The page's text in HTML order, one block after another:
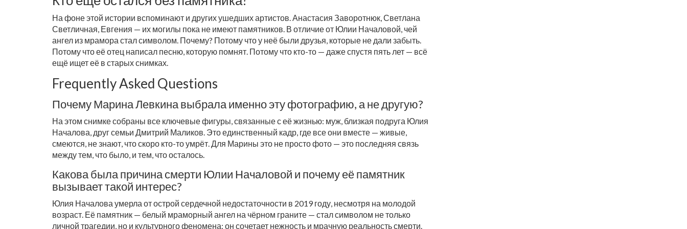
На фоне этой истории вспоминают и других ушедших артистов. Анастасия Заворотнюк, Светлана
Светличная, Евгения — их могилы пока не имеют памятников. В отличие от Юлии Началовой, чей
ангел из мрамора стал символом. Почему? Потому что у неё были друзья, которые не дали забыть.
Потому что её отец написал песню, которую помнят. Потому что кто-то — даже спустя пять лет — всё
ещё ищет её в старых снимках.
Frequently Asked Questions
Почему Марина Левкина выбрала именно эту фотографию, а не другую?
На этом снимке собраны все ключевые фигуры, связанные с её жизнью: муж, близкая подруга Юлия
Началова, друг семьи Дмитрий Маликов. Это единственный кадр, где все они вместе — живые,
смеются, не знают, что скоро кто-то умрёт. Для Марины это не просто фото — это последняя связь
между тем, что было, и тем, что осталось.
Какова была причина смерти Юлии Началовой и почему её памятник
вызывает такой интерес?
Юлия Началова умерла от острой сердечной недостаточности в 2019 году, несмотря на молодой
возраст. Её памятник — белый мраморный ангел на чёрном граните — стал символом не только
личной трагедии, но и культурного феномена: он сочетает нежность и мрачную реальность смерти.